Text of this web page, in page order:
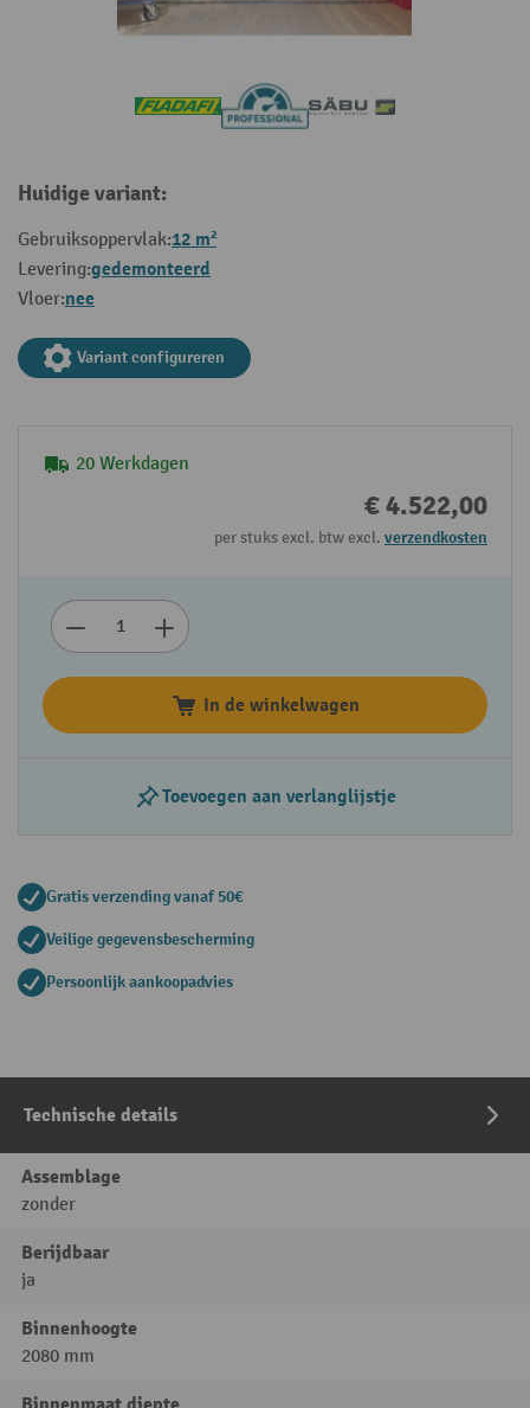
Huidige variant:
Gebruiksoppervlak:12 m²
Levering:gedemonteerd
Vloer:nee
Variant configureren
20 Werkdagen
€ 4.522,00
per stuks excl. btw excl. verzendkosten
In de winkelwagen
Toevoegen aan verlanglijstje
Gratis verzending vanaf 50€
Veilige gegevensbescherming
Persoonlijk aankoopadvies
Technische details
Assemblage
zonder
Berijdbaar
ja
Binnenhoogte
2080 mm